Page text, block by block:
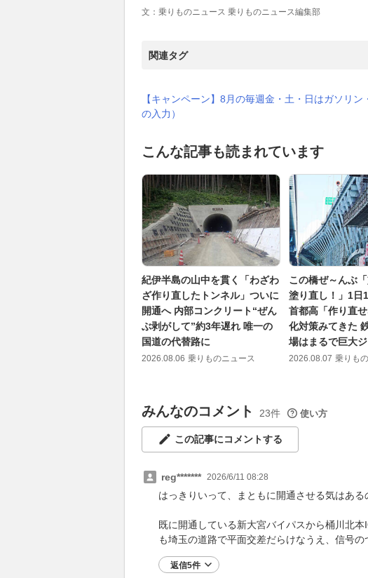
文：乗りものニュース 乗りものニュース編集部
関連タグ
【キャンペーン】8月の毎週金・土・日はガソリ
の入力）
こんな記事も読まれています
紀伊半島の山中を貫く「わざわ
ざ作り直したトンネル」ついに
開通へ 内部コンクリート“ぜん
ぶ剥がして”約3年遅れ 唯一の
国道の代替路に
2026.08.06 乗りものニュース
この橋ぜ～んぶ
塗り直し！」1日
首都高「作り直
化対策みてきた
場はまるで巨大
2026.08.07 乗りも
みんなのコメント 23件 使い方
この記事にコメントする
reg******* 2026/6/11 08:28
はっきりいって、まともに開通させる気はある
既に開通している新大宮バイパスから桶川北
も埼玉の道路で平面交差だらけなうえ、信号の
返信5件